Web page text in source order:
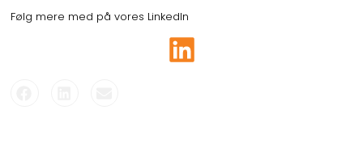
Følg mere med på vores LinkedIn